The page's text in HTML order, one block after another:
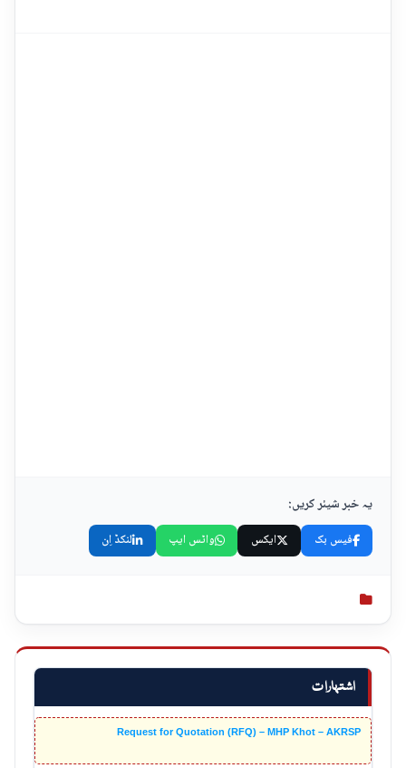
اشتہارات
Request for Quotation (RFQ) – MHP Khot – AKRSP
یہ خبر شیئر کریں:
فیس بک ایکس واٹس ایپ لنکڈ اِن